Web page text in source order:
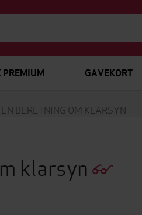
PREMIUM GAVEKORT
EN BERETNING OM KLARSYN
klarsyn